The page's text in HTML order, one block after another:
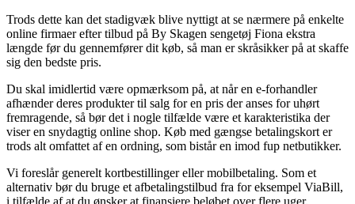
Trods dette kan det stadigvæk blive nyttigt at se nærmere på enkelte
online firmaer efter tilbud på By Skagen sengetøj Fiona ekstra
længde før du gennemfører dit køb, så man er skråsikker på at skaffe
sig den bedste pris.
Du skal imidlertid være opmærksom på, at når en e-forhandler
afhænder deres produkter til salg for en pris der anses for uhørt
fremragende, så bør det i nogle tilfælde være et karakteristika der
viser en snydagtig online shop. Køb med gængse betalingskort er
trods alt omfattet af en ordning, som bistår en imod fup netbutikker.
Vi foreslår generelt kortbestillinger eller mobilbetaling. Som et
alternativ bør du bruge et afbetalingstilbud fra for eksempel ViaBill,
i tilfælde af at du ønsker at finansiere beløbet over flere uger.